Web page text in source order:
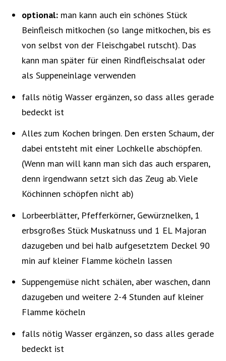
optional:man kann auch ein schönes Stück
Beinfleisch mitkochen (so lange mitkochen, bis es
von selbst von der Fleischgabel rutscht). Das
kann man später für einen Rindfleischsalat oder
als Suppeneinlage verwenden
falls nötig Wasser ergänzen, so dass alles gerade
bedeckt ist
Alles zum Kochen bringen. Den ersten Schaum, der
dabei entsteht mit einer Lochkelle abschöpfen.
(Wenn man will kann man sich das auch ersparen,
denn irgendwann setzt sich das Zeug ab. Viele
Köchinnen schöpfen nicht ab)
Lorbeerblätter, Pfefferkörner, Gewürznelken, 1
erbsgroßes Stück Muskatnuss und 1 EL Majoran
dazugeben und bei halb aufgesetztem Deckel 90
min auf kleiner Flamme köcheln lassen
Suppengemüse nicht schälen, aber waschen, dann
dazugeben und weitere 2-4 Stunden auf kleiner
Flamme köcheln
falls nötig Wasser ergänzen, so dass alles gerade
bedeckt ist